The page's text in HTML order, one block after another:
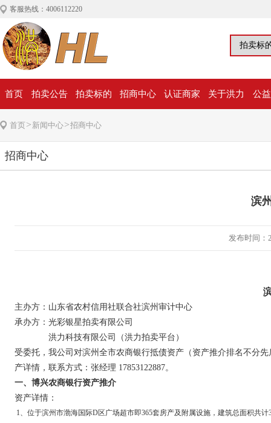
客服热线：4006112220
首页 拍卖公告 拍卖标的 招商中心 认证商家 关于洪力 公
首页> 新闻中心>招商中心
招商中心
滨
发布时间：
主办方：山东省农村信用社联合社滨州审计中心
承办方：光彩银星拍卖有限公司
洪力科技有限公司（洪力拍卖平台）
受委托，我公司对滨州全市农商银行抵债资产（资产推介排名不分
产详情，联系方式：张经理 17853122887。
一、博兴农商银行资产推介
资产详情：
1、位于滨州市渤海国际D区广场超市即365套房产及附属设施，建筑总面积共